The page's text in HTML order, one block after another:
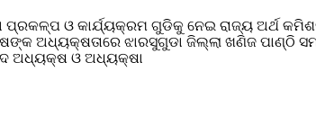
ପ୍ରକଳ୍ପ ଓ କାର୍ଯ୍ୟକ୍ରମ ଗୁଡିକୁ ନେଇ ରାଜ୍ୟ ଅର୍ଥ
ଅଧ୍ୟକ୍ଷତାରେ ଝାରସୁଗୁଡା ଜିଲ୍ଲା ଖଣିଜ ପାଣ୍ଠି
ଅଧ୍ୟକ୍ଷ ଓ ଅଧ୍ୟକ୍ଷା